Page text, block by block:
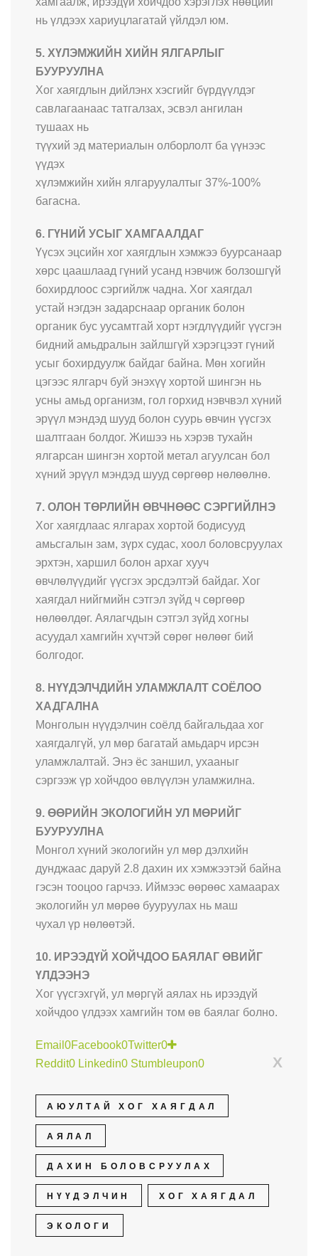
нь үлдээх хариуцлагатай үйлдэл юм.
5. ХҮЛЭМЖИЙН ХИЙН ЯЛГАРЛЫГ
БУУРУУЛНА
Хог хаягдлын дийлэнх хэсгийг бүрдүүлдэг
савлагаанаас татгалзах, эсвэл ангилан
тушаах нь
түүхий эд материалын олборлолт ба үүнээс
үүдэх
хүлэмжийн хийн ялгаруулалтыг 37%-100%
багасна.
6. ГҮНИЙ УСЫГ ХАМГААЛДАГ
Үүсэх эцсийн хог хаягдлын хэмжээ буурсанаар
хөрс цаашлаад гүний усанд нэвчиж болзошгүй
бохирдлоос сэргийлж чадна. Хог хаягдал
устай нэгдэн задарснаар органик болон
органик бус уусамтгай хорт нэгдлүүдийг үүсгэн
бидний амьдралын зайлшгүй хэрэгцээт гүний
усыг бохирдуулж байдаг байна. Мөн хогийн
цэгээс ялгарч буй энэхүү хортой шингэн нь
усны амьд организм, гол горхид нэвчвэл хүний
эрүүл мэндэд шууд болон суурь өвчин үүсгэх
шалтгаан болдог. Жишээ нь хэрэв тухайн
ялгарсан шингэн хортой метал агуулсан бол
хүний эрүүл мэндэд шууд сөргөөр нөлөөлнө.
7. ОЛОН ТӨРЛИЙН ӨВЧНӨӨС СЭРГИЙЛНЭ
Хог хаягдлаас ялгарах хортой бодисууд
амьсгалын зам, зүрх судас, хоол боловсруулах
эрхтэн, харшил болон архаг хууч
өвчлөлүүдийг үүсгэх эрсдэлтэй байдаг. Хог
хаягдал нийгмийн сэтгэл зүйд ч сөргөөр
нөлөөлдөг. Аялагчдын сэтгэл зүйд хогны
асуудал хамгийн хүчтэй сөрөг нөлөөг бий
болгодог.
8. НҮҮДЭЛЧДИЙН УЛАМЖЛАЛТ СОЁЛОО
ХАДГАЛНА
Монголын нүүдэлчин соёлд байгальдаа хог
хаягдалгүй, ул мөр багатай амьдарч ирсэн
уламжлалтай. Энэ ёс заншил, ухааныг
сэргээж үр хойчдоо өвлүүлэн уламжилна.
9. ӨӨРИЙН ЭКОЛОГИЙН УЛ МӨРИЙГ
БУУРУУЛНА
Монгол хүний экологийн ул мөр дэлхийн
дунджаас даруй 2.8 дахин их хэмжээтэй байна
гэсэн тооцоо гарчээ. Иймээс өөрөөс хамаарах
экологийн ул мөрөө бууруулах нь маш
чухал үр нөлөөтэй.
10. ИРЭЭДҮЙ ХОЙЧДОО БАЯЛАГ ӨВИЙГ
ҮЛДЭЭНЭ
Хог үүсгэхгүй, ул мөргүй аялах нь ирээдүй
хойчдоо үлдээх хамгийн том өв баялаг болно.
Email 0Facebook0Twitter0
X
Reddit0 Linkedin0 Stumbleupon0
АЮУЛТАЙ ХОГ ХАЯГДАЛ
АЯЛАЛ
ДАХИН БОЛОВСРУУЛАХ
НҮҮДЭЛЧИН ХОГ ХАЯГДАЛ
ЭКОЛОГИ